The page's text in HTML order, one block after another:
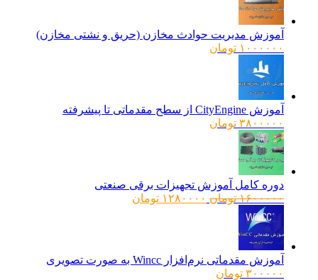
آموزش مدیریت حوادث مخازن (حریق و نشتی مخازن)
۱۰۰۰۰۰۰ تومان
آموزش CityEngine از سطح مقدماتی تا پیشرفته
۳۸۰۰۰۰۰ تومان
دوره کامل آموزش تجهیزات برقی صنعتی
۱۶۰۰۰۰۰ تومانقیمت
۱۲۸۰۰۰۰ تومانقیمت
آموزش مقدماتی نرم‌افزار Wincc به صورت تصویری
۳۰۰۰۰۰ تومان